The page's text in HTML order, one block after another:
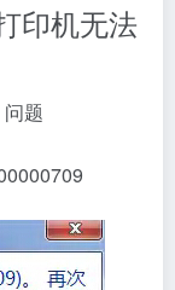
印机无法
问题